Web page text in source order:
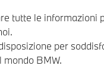
tutte le informazioni
per
mondo BMW.